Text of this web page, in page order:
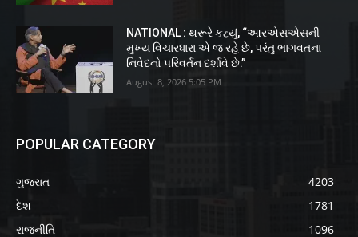
NATIONAL : થરૂરે કહ્યું, “આરએસએસની
મુખ્ય વિચારધારા એ જ રહે છે, પરંતુ ભાગવતના
નિવેદનો પરિવર્તન દર્શાવે છે.”
August 8, 2026 5:05 PM
POPULAR CATEGORY
ગુજરાત
4203
દેશ
1781
રાજનીતિ
1096